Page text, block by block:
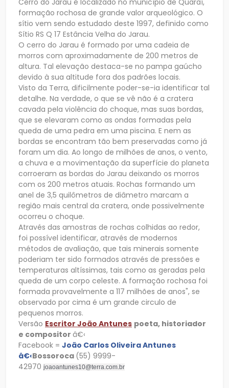
Cerro do Jarau é localizado no município de Quaraí,
formação rochosa de grande valor arqueológico. O
sítio vem sendo estudado deste 1997, definido como
Sítio RS Q 17 Estância Velha do Jarau.
O cerro do Jarau é formado por uma cadeia de
morros com aproximadamente de 200 metros de
altura. Tal elevação destaca-se no pampa gaúcho
devido à sua altitude fora dos padrões locais.
Visto da Terra, dificilmente poder-se-ia identificar tal
detalhe. Na verdade, o que se vê não é a cratera
cavada pela violência do choque, mas suas bordas,
que se elevaram como as ondas formadas pela
queda de uma pedra em uma piscina. E nem as
bordas se encontram tão bem preservadas como já
foram um dia. Ao longo de milhões de anos, o vento,
a chuva e a movimentação da superfície do planeta
corroeram as bordas do Jarau deixando os morros
com os 200 metros atuais. Rochas formando um
anel de 3,5 quilômetros de diâmetro marcam a
região mais central da cratera, onde possivelmente
ocorreu o choque.
Através das amostras de rochas colhidas ao redor,
foi possível identificar, através de modernos
métodos de avaliação, que tais minerais somente
poderiam ter sido formados através de pressões e
temperaturas altíssimas, tais como as geradas pela
queda de um corpo celeste. A formação rochosa foi
formada provavelmente a 117 milhões de anos", se
observado por cima é um grande circulo de
pequenos morros.
Versão Escritor João Antunes poeta, historiador
e compositor â€‹
Facebook = João Carlos Oliveira Antunes
â€‹Bossoroca (55) 9999-
42970 joaoantunes10@terra.com.br